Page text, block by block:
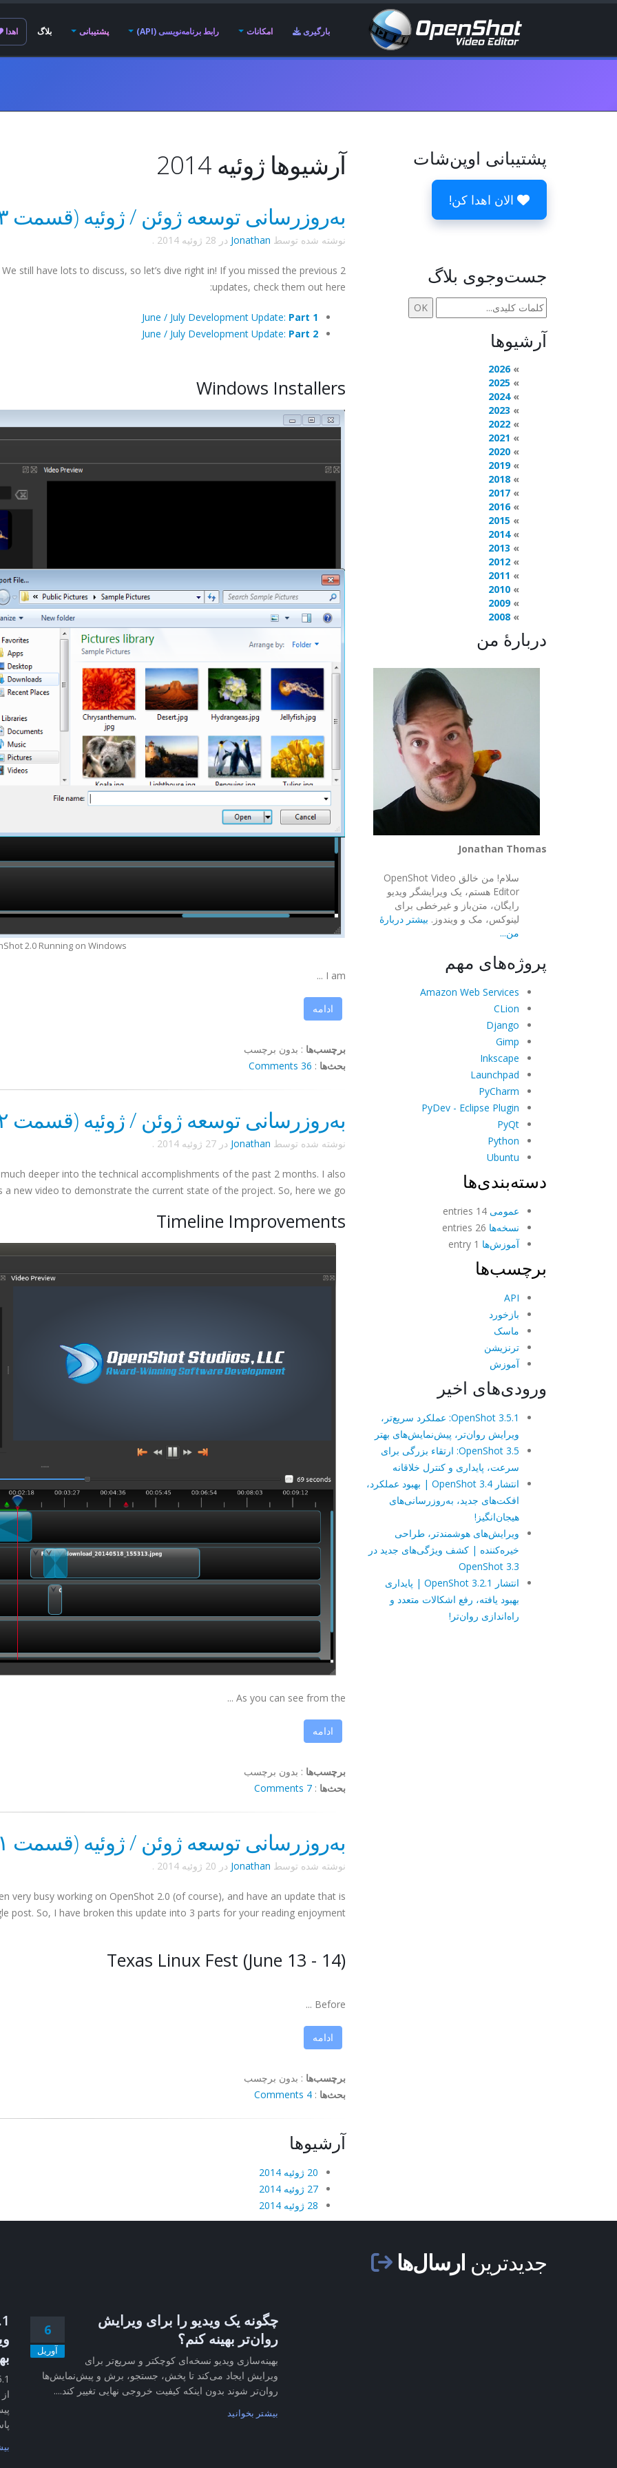
بارگیری امکانات رابط برنامه‌نویسی (API) پشتیبانی بلاگ اهدا
آرشیوها ژوئیه 2014
به‌روزرسانی توسعه ژوئن / ژوئیه (قسمت ۳ از ۳)
نوشته شده توسط Jonathan در 28 ژوئیه 2014 .
still have lots to discuss, so let’s dive right in! If you missed the previous 2
updates, check them out here:
June / July Development Update: Part 1
June / July Development Update: Part 2
Windows Installers
2.0 Running on Windows
I am ...
ادامه
برچسب‌ها : بدون برچسب
بحث‌ها :
36 Comments
به‌روزرسانی توسعه ژوئن / ژوئیه (قسمت ۲ از ۳)
نوشته شده توسط Jonathan در27 ژوئیه 2014 .
deeper into the technical accomplishments of the past 2 months. I also
new video to demonstrate the current state of the project. So, here we go!
Timeline Improvements
As you can see from the ...
ادامه
برچسب‌ها : بدون برچسب
بحث‌ها :
7 Comments
به‌روزرسانی توسعه ژوئن / ژوئیه (قسمت ۱ از ۳)
نوشته شده توسط Jonathan در 20 ژوئیه 2014 .
very busy working on OpenShot 2.0 (of course), and have an update that is
post. So, I have broken this update into 3 parts for your reading enjoyment.
Texas Linux Fest (June 13 - 14)
Before ...
ادامه
برچسب‌ها : بدون برچسب
بحث‌ها :
4 Comments
آرشیوها
20 ژوئیه 2014
27 ژوئیه 2014
28 ژوئیه 2014
پشتیبانی اوپن‌شات
الان اهدا کن!
جست‌وجوی بلاگ
آرشیوها
2026
2025
2024
2023
2022
2021
2020
2019
2018
2017
2016
2015
2014
2013
2012
2011
2010
2009
2008
دربارهٔ من
Jonathan Thomas
سلام! من خالق OpenShot Video
Editor هستم، یک ویرایشگر ویدیو
رایگان، متن‌باز و غیرخطی برای
لینوکس، مک و ویندوز. بیشتر دربارهٔ
من...
پروژه‌های مهم
Amazon Web Services
CLion
Django
Gimp
Inkscape
Launchpad
PyCharm
PyDev - Eclipse Plugin
PyQt
Python
Ubuntu
دسته‌بندی‌ها
عمومی
نسخه‌ها
آموزش‌ها
برچسب‌ها
API
بازخورد
ماسک
ترنزیشن
آموزش
ورودی‌های اخیر
OpenShot 3.5.1: عملکرد سریع‌تر،
ویرایش روان‌تر، پیش‌نمایش‌های بهتر
OpenShot 3.5: ارتقاء بزرگی برای
سرعت، پایداری و کنترل خلاقانه
انتشار OpenShot 3.4 | بهبود عملکرد،
افکت‌های جدید، به‌روزرسانی‌های
هیجان‌انگیز!
ویرایش‌های هوشمندتر، طراحی
خیره‌کننده | کشف ویژگی‌های جدید در
OpenShot 3.3
انتشار OpenShot 3.2.1 | پایداری
بهبود یافته، رفع اشکالات متعدد و
راه‌اندازی روان‌تر!
جدیدترین ارسال‌ها
6
آوریل
چگونه یک ویدیو را برای ویرایش
روان‌تر بهینه کنم؟
بهینه‌سازی ویدیو نسخه‌ای کوچکتر و سریع‌تر برای
ویرایش ایجاد می‌کند تا پخش، جستجو، برش و پیش‌نمایش‌ها
روان‌تر شوند بدون اینکه کیفیت خروجی نهایی تغییر کند....
بیشتر بخوانید